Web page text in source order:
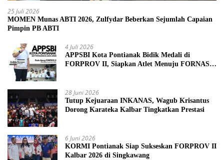
25 Juli 2026
MOMEN Munas ABTI 2026, Zulfydar Beberkan Sejumlah Capaian
Pimpin PB ABTI
4 Juli 2026
APPSBI Kota Pontianak Bidik Medali di
FORPROV II, Siapkan Atlet Menuju FORNAS
28 Juni 2026
Tutup Kejuaraan INKANAS, Wagub Krisantus
Dorong Karateka Kalbar Tingkatkan Prestasi
6 Juni 2026
KORMI Pontianak Siap Sukseskan FORPROV II
Kalbar 2026 di Singkawang